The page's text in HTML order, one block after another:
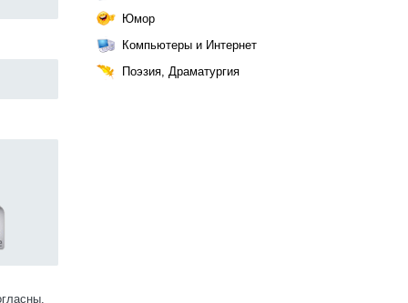
Юмор
Компьютеры и Интернет
Поэзия, Драматургия